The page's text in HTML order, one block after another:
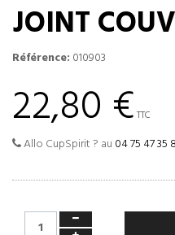
JOINT
Référence: 010903
22,80 € TTC
Allo CupSpirit ? au 04 75 47 35